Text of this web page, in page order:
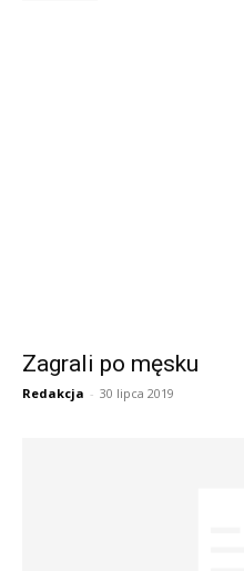
Zagrali po męsku
Redakcja - 30 lipca 2019